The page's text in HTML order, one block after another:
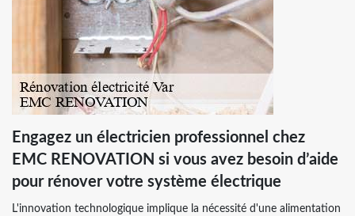
Engagez un électricien professionnel chez
EMC RENOVATION si vous avez besoin d’aide
pour rénover votre système électrique
L'innovation technologique implique la nécessité d'une alimentation